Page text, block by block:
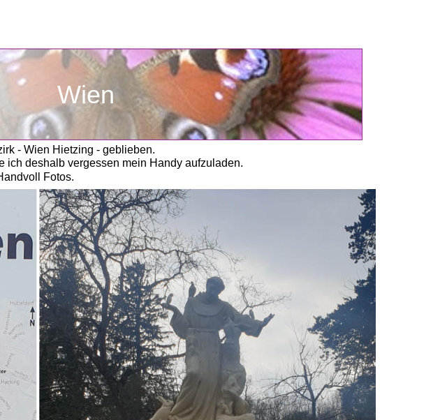
- Wien Hietzing - geblieben.
ich deshalb vergessen mein Handy aufzuladen.
Fotos.